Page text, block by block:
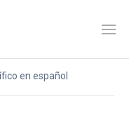
en español